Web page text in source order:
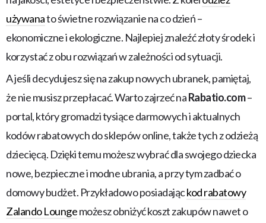
używanato świetne rozwiązanie na co dzień –
ekonomiczne i ekologiczne. Najlepiej znaleźć złoty środek i
korzystać z obu rozwiązań w zależności od sytuacji.
A jeśli decydujesz się na zakup nowych ubranek, pamiętaj,
że nie musisz przepłacać. Warto zajrzeć naRabatio.com–
portal, który gromadzi tysiące darmowych i aktualnych
kodów rabatowych do sklepów online, także tych z odzieżą
dziecięcą. Dzięki temu możesz wybrać dla swojego dziecka
nowe, bezpieczne i modne ubrania, a przy tym zadbać o
domowy budżet. Przykładowo posiadająckod rabatowy
Zalando Loungemożesz obniżyć koszt zakupów nawet o